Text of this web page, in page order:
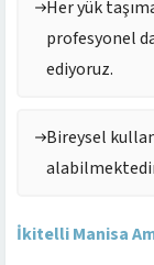
Her yük
profesyonel
ediyoruz.
Bireysel
İkitelli Manisa